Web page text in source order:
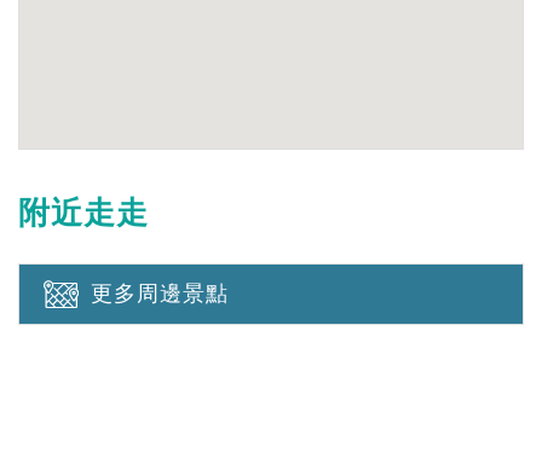
附近走走
更多周邊景點